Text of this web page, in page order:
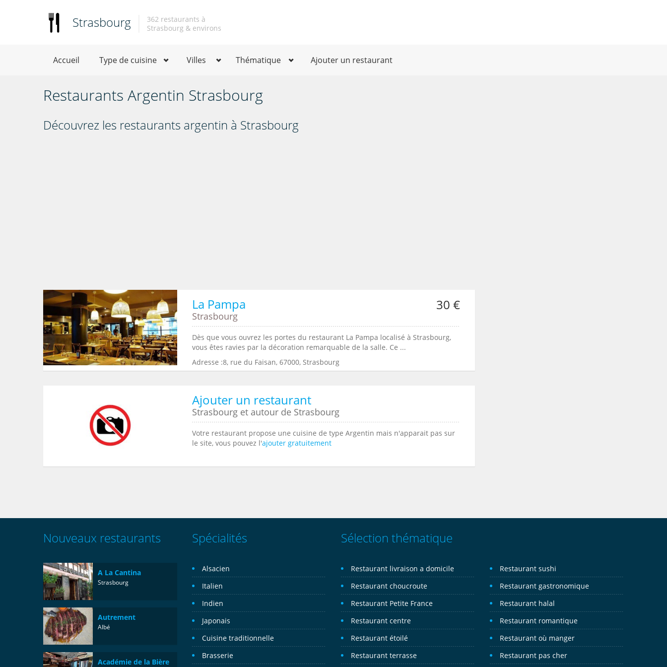
Strasbourg
362 restaurants à
Strasbourg & environs
Accueil Type de cuisine Villes Thématique Ajouter un restaurant
Restaurants Argentin Strasbourg
Découvrez les restaurants argentin à Strasbourg
La Pampa 30 €
Strasbourg
Dès que vous ouvrez les portes du restaurant La Pampa localisé à Strasbourg,
vous êtes ravies par la décoration remarquable de la salle. Ce ...
Adresse :8, rue du Faisan, 67000, Strasbourg
Ajouter un restaurant
Strasbourg et autour de Strasbourg
Votre restaurant propose une cuisine de type Argentin mais n'apparait pas sur
le site, vous pouvez l'ajouter gratuitement
Nouveaux restaurants
A La Cantina
Strasbourg
Autrement
Albé
Académie de la Bière
Spécialités
Alsacien
Italien
Indien
Japonais
Cuisine traditionnelle
Brasserie
Sélection thématique
Restaurant livraison a domicile
Restaurant choucroute
Restaurant Petite France
Restaurant centre
Restaurant étoilé
Restaurant terrasse
Restaurant sushi
Restaurant gastronomique
Restaurant halal
Restaurant romantique
Restaurant où manger
Restaurant pas cher